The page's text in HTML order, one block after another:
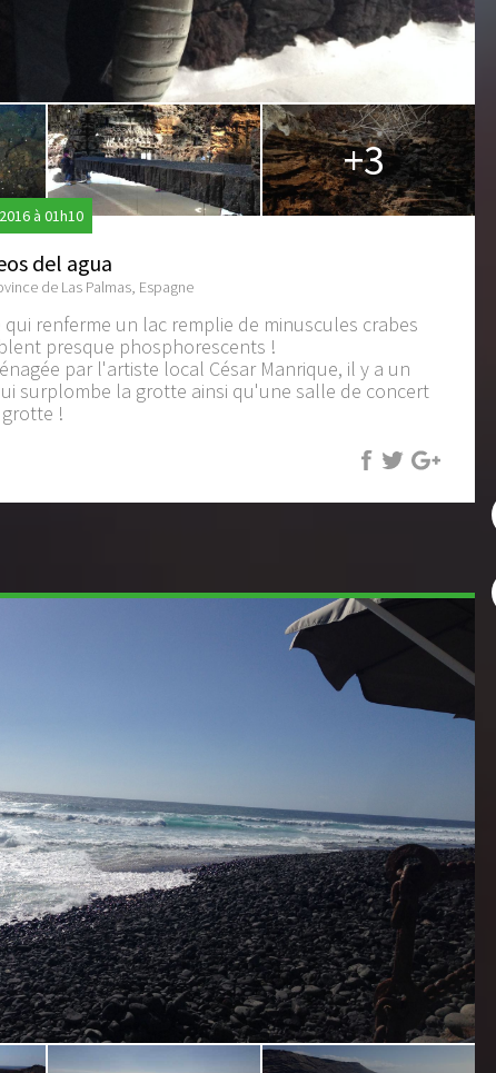
+3
à 01h10
del agua
de Las Palmas, Espagne
renferme un lac remplie de minuscules crabes
presque phosphorescents !
par l'artiste local César Manrique, il y a un
surplombe la grotte ainsi qu'une salle de concert
!